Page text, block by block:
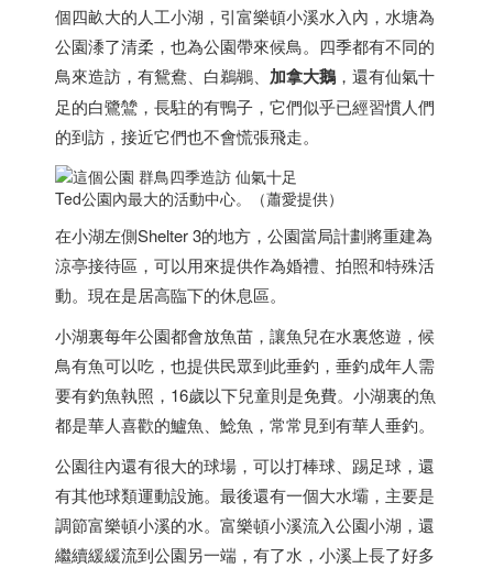
個四畝大的人工小湖，引富樂頓小溪水入內，水塘為
公園潻了清柔，也為公園帶來候鳥。四季都有不同的
鳥來造訪，有鴛鴦、白鵜鶘、 加拿大鵝 ，還有仙氣十
足的白鷺鷥，長駐的有鴨子，它們似乎已經習慣人們
的到訪，接近它們也不會慌張飛走。
Ted公園內最大的活動中心。（蕭愛提供）
在小湖左側Shelter 3的地方，公園當局計劃將重建為
涼亭接待區，可以用來提供作為婚禮、拍照和特殊活
動。現在是居高臨下的休息區。
小湖裏每年公園都會放魚苗，讓魚兒在水裏悠遊，候
鳥有魚可以吃，也提供民眾到此垂釣，垂釣成年人需
要有釣魚執照，16歲以下兒童則是免費。小湖裏的魚
都是華人喜歡的鱸魚、鯰魚，常常見到有華人垂釣。
公園往內還有很大的球場，可以打棒球、踢足球，還
有其他球類運動設施。最後還有一個大水壩，主要是
調節富樂頓小溪的水。富樂頓小溪流入公園小湖，還
繼續緩緩流到公園另一端，有了水，小溪上長了好多